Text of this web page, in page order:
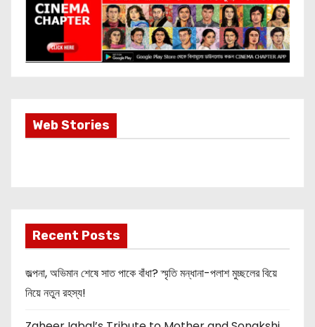
Web StoriesMost Important
Info about
Recent Posts
জল্পনা, অভিমান শেষে সাত পাকে বাঁধা? স্মৃতি মন্ধানা-পলাশ মুচ্ছলের বিয়ে
নিয়ে নতুন রহস্য!